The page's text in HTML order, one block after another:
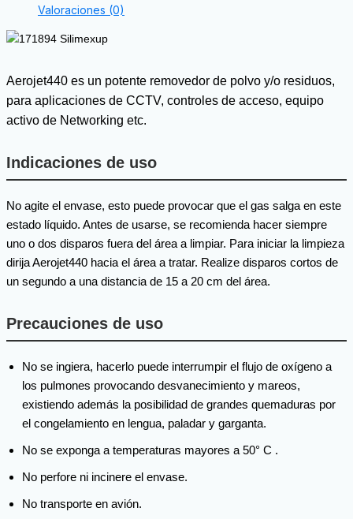
Valoraciones (0)
Aerojet440 es un potente removedor de polvo y/o residuos,
para aplicaciones de CCTV, controles de acceso, equipo
activo de Networking etc.
Indicaciones de uso
No agite el envase, esto puede provocar que el gas salga en este
estado líquido. Antes de usarse, se recomienda hacer siempre
uno o dos disparos fuera del área a limpiar. Para iniciar la limpieza
dirija Aerojet440 hacia el área a tratar. Realize disparos cortos de
un segundo a una distancia de 15 a 20 cm del área.
Precauciones de uso
No se ingiera, hacerlo puede interrumpir el flujo de oxígeno a
los pulmones provocando desvanecimiento y mareos,
existiendo además la posibilidad de grandes quemaduras por
el congelamiento en lengua, paladar y garganta.
No se exponga a temperaturas mayores a 50° C .
No perfore ni incinere el envase.
No transporte en avión.